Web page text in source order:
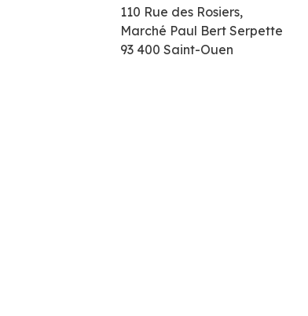
110 Rue des Rosiers,
Marché Paul Bert Serpette
93 400 Saint-Ouen